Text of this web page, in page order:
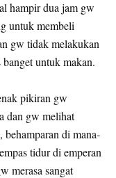
hampir dua jam gw
untuk membeli
gw tidak melakukan
untuk makan.
pikiran gw
dan gw melihat
di mana-
tidur di emperan
merasa sangat